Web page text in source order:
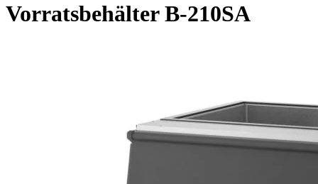
Vorratsbehälter B-210SA